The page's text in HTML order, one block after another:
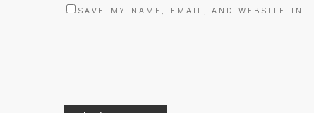
SAVE MY NAME, EMAIL, AND WEBSITE IN